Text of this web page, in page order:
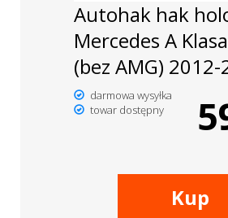
Autohak hak
Mercedes A
(bez AMG) 2012-
darmowa wysyłka
towar dostępny
Kup